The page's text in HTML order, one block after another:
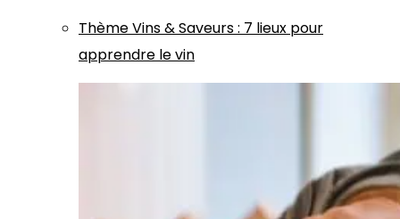
ThèmeVins & Saveurs: 7 lieux pour
apprendre le vin